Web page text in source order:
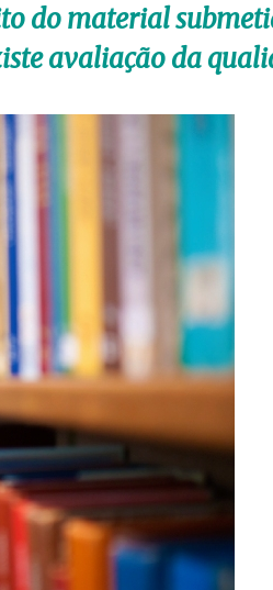
do material
avaliação da